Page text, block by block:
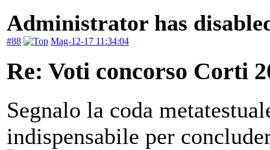
Administrator has
#88 Mag-12-17 11:34:04
Re: Voti concorso Corti
Segnalo la coda
indispensabile per